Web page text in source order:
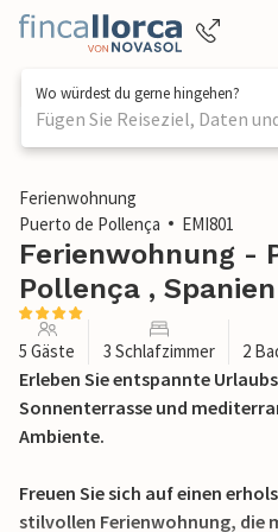
Wo würdest du gerne hingehen?
Fügen Sie Reiseziel, Daten
1 / 24
Ferienwohnung
Puerto de Pollença
EMI801
Ferienwohnung -
Pollença , Spanien
5 Gäste 3 Schlafzimmer 2
Erleben Sie entspannte
Sonnenterrasse und
Ambiente.
Freuen Sie sich auf einen
stilvollen Ferienwohnung, die